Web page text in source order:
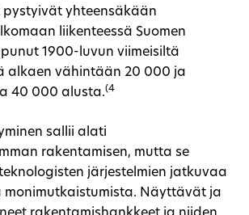
yhteensäkään
liikenteessä Suomen
1900-luvun viimeisiltä
alkaen vähintään 20 000 ja
40 000 alusta.(4
sallii alati
rakentamisen, mutta se
järjestelmien jatkuvaa
monimutkaistumista. Näyttävät ja